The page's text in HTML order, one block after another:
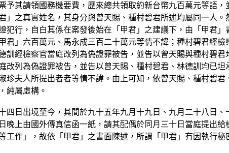
予其請領國務機要費，歷來總共領取約新台幣九百萬元等語
」之真實姓名，其身分與曾天賜、種村碧君所述均屬同一人
犯行，自白其係在案發後始在「甲君」之建議下，由「甲君
君」六百萬元、馬永成三百二十萬元等情不諱；種村碧君經
訓經檢察官當庭改列為偽證罪被告，並告以曾天賜與種村碧
改列為偽證罪被告，並告以曾天賜、種村碧君、林德訓均已
珍夫人所提出者者等情不諱。由上可知，依曾天賜、種村碧
純屬虛構。
四日出境至今，其間於九十五年九月十九日、九月二十八日
晚上由國外傳真信函一紙，請其配偶於同月三十日當庭提出
工作」，故依「甲君」之書面陳述，所謂「甲君」有因執行